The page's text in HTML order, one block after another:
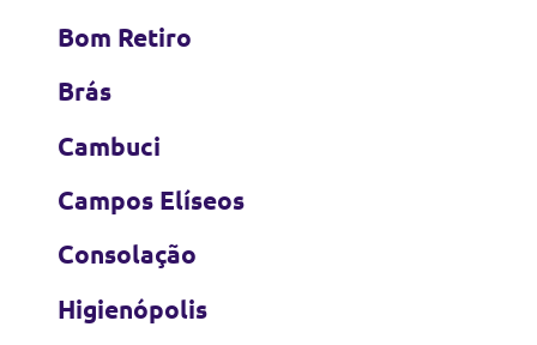
Bom Retiro
Brás
Cambuci
Campos Elíseos
Consolação
Higienópolis